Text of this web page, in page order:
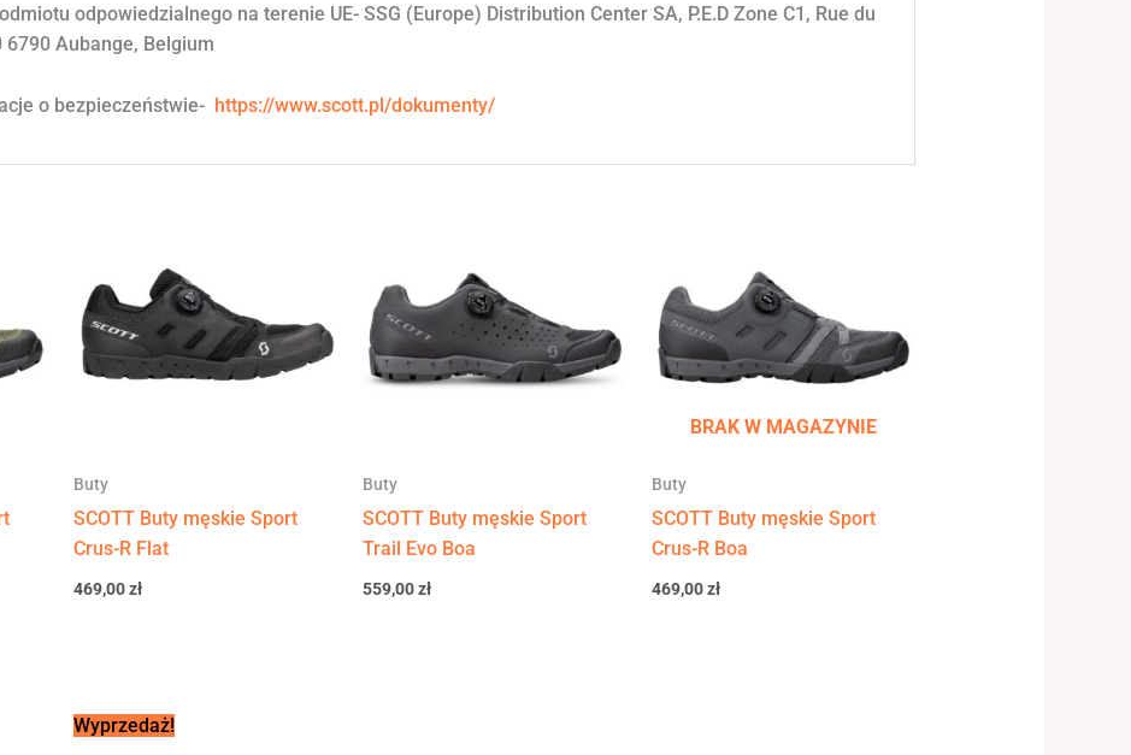
odpowiedzialnego na terenie UE- SSG (Europe) Distribution Center SA, P.E.D Zone C1, Rue du
6790 Aubange, Belgium
o bezpieczeństwie- https://www.scott.pl/dokumenty/
Buty
SCOTT Buty męskie Sport
Crus-R Flat
469,00zł
Buty
SCOTT Buty męskie Sport
Trail Evo Boa
559,00zł
BRAK W MAGAZYNIE
Buty
SCOTT Buty męskie Sport
Crus-R Boa
469,00zł
Wyprzedaż!Pierwotna
cena